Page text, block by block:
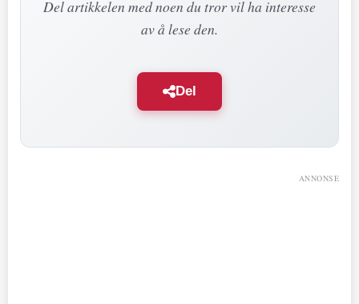
Del artikkelen med noen du tror vil ha interesse
av å lese den.
Del
ANNONSE